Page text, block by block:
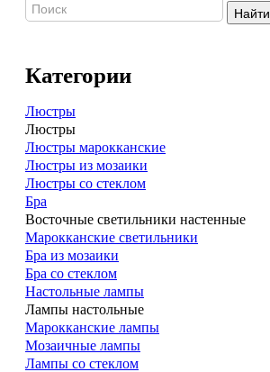
Найти
Категории
Люстры
Люстры
Люстры марокканские
Люстры из мозаики
Люстры со стеклом
Бра
Восточные светильники настенные
Марокканские светильники
Бра из мозаики
Бра со стеклом
Настольные лампы
Лампы настольные
Марокканские лампы
Мозаичные лампы
Лампы со стеклом